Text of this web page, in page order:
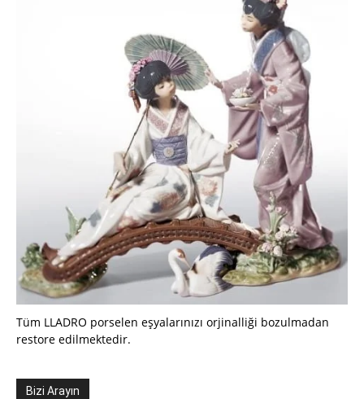
Tüm LLADRO porselen eşyalarınızı orjinalliği bozulmadan
restore edilmektedir.
Bizi Arayın